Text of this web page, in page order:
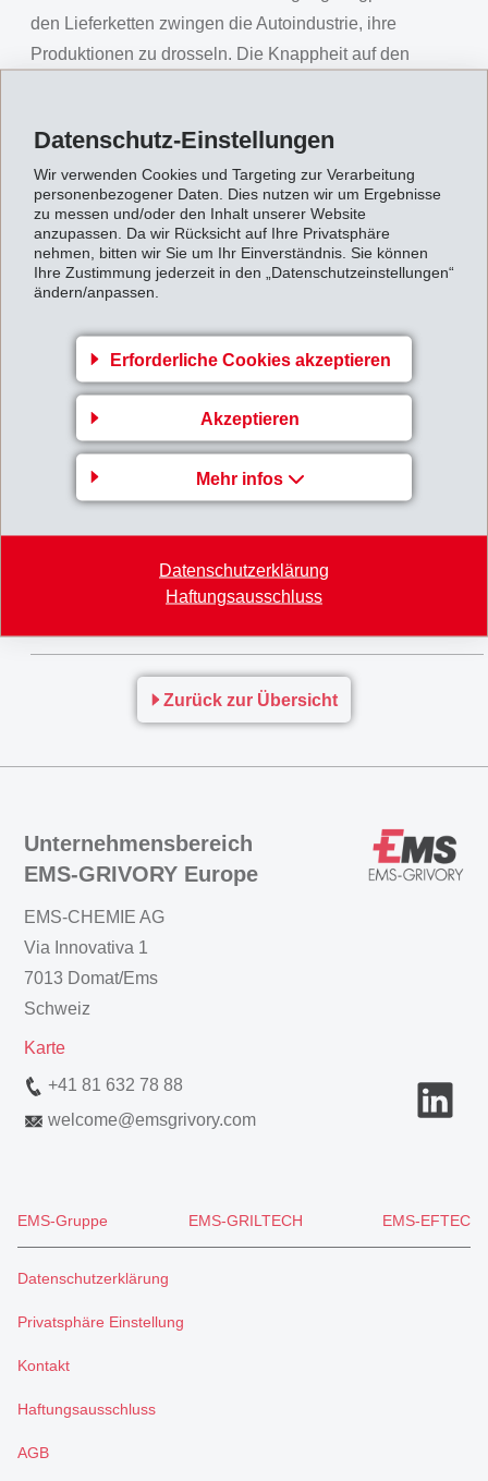
Datenschutz-Einstellungen
Wir verwenden Cookies und Targeting zur Verarbeitung
personenbezogener Daten. Dies nutzen wir um Ergebnisse
zu messen und/oder den Inhalt unserer Website
anzupassen. Da wir Rücksicht auf Ihre Privatsphäre
nehmen, bitten wir Sie um Ihr Einverständnis. Sie können
Ihre Zustimmung jederzeit in den „Datenschutzeinstellungen“
ändern/anpassen.
Erforderliche Cookies akzeptieren
Akzeptieren
Mehr infos
Datenschutzerklärung
Haftungsausschluss
den Lieferketten zwingen die Autoindustrie, ihre
Produktionen zu drosseln. Die Knappheit auf den
Dank der starken Spezialitätenposition konnte EMS ein
Betriebsergebnis (EBIT)von CHF 322 Mio. (227)
erreichen und übertraf das Vorjahr um 41.9%. Der
betriebliche Cash Flow (EBITDA) erhöhte sich auf CHF
350 Mio. Die EBIT-Marge liegt bei 27.6% (26.8%), die
EBITDA-Marge bei 30.0% (30.0%). Umsatz und
Betriebsergebnis (EBIT) erreichten währungsbereinigt
neue Höchstwerte.
Nettogewinnfür das 1. Halbjahr 2021 erreichte
CHF 281 Mio. (192).
beträgt 76.1% (31.12.2020: 76.9%).
Zurück zur Übersicht
Unternehmensbereich
EMS-GRIVORY Europe
EMS-CHEMIE AG
Via Innovativa 1
7013 Domat/Ems
Schweiz
Karte
+41 81 632 78 88
welcome@emsgrivory.com
EMS-Gruppe EMS-GRILTECH EMS-EFTEC
Datenschutzerklärung
Privatsphäre Einstellung
Kontakt
Haftungsausschluss
AGB